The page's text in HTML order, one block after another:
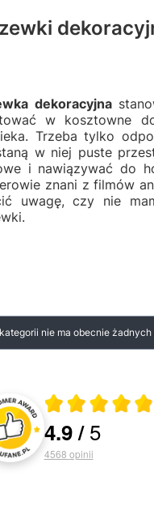
dekoracyjna
w kosztowne
Trzeba tylko
w niej puste
i nawiązywać do
znani z filmów
uwagę, czy nie
nie ma obecnie
Oceny i recenzje
Średnia ocena 4.9 z 5
4.9/5
4568 opiniiNatalia M.